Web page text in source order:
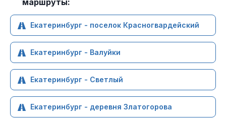
маршруты:
Екатеринбург - поселок Красногвардейский
Екатеринбург - Валуйки
Екатеринбург - Светлый
Екатеринбург - деревня Златогорова